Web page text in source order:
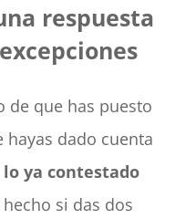
respuesta
de que has puesto
hayas dado cuenta
ya contestado
hecho si das dos